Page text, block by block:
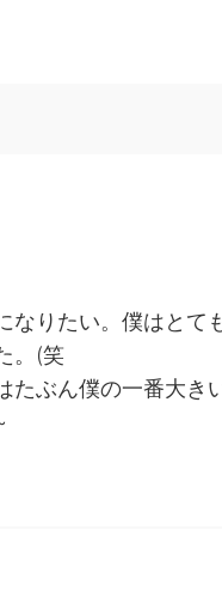
なりたい。僕はとて
。(笑
たぶん僕の一番大き